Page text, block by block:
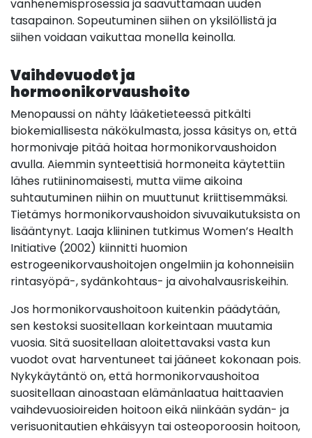
vanhenemisprosessia ja saavuttamaan uuden
tasapainon. Sopeutuminen siihen on yksilöllistä ja
siihen voidaan vaikuttaa monella keinolla.
Vaihdevuodet ja
hormoonikorvaushoito
Menopaussi on nähty lääketieteessä pitkälti
biokemiallisesta näkökulmasta, jossa käsitys on, että
hormonivaje pitää hoitaa hormonikorvaushoidon
avulla. Aiemmin synteettisiä hormoneita käytettiin
lähes rutiininomaisesti, mutta viime aikoina
suhtautuminen niihin on muuttunut kriittisemmäksi.
Tietämys hormonikorvaushoidon sivuvaikutuksista on
lisääntynyt. Laaja kliininen tutkimus Women’s Health
Initiative (2002) kiinnitti huomion
estrogeenikorvaushoitojen ongelmiin ja kohonneisiin
rintasyöpä-, sydänkohtaus- ja aivohalvausriskeihin.
Jos hormonikorvaushoitoon kuitenkin päädytään,
sen kestoksi suositellaan korkeintaan muutamia
vuosia. Sitä suositellaan aloitettavaksi vasta kun
vuodot ovat harventuneet tai jääneet kokonaan pois.
Nykykäytäntö on, että hormonikorvaushoitoa
suositellaan ainoastaan elämänlaatua haittaavien
vaihdevuosioireiden hoitoon eikä niinkään sydän- ja
verisuonitautien ehkäisyyn tai osteoporoosin hoitoon,